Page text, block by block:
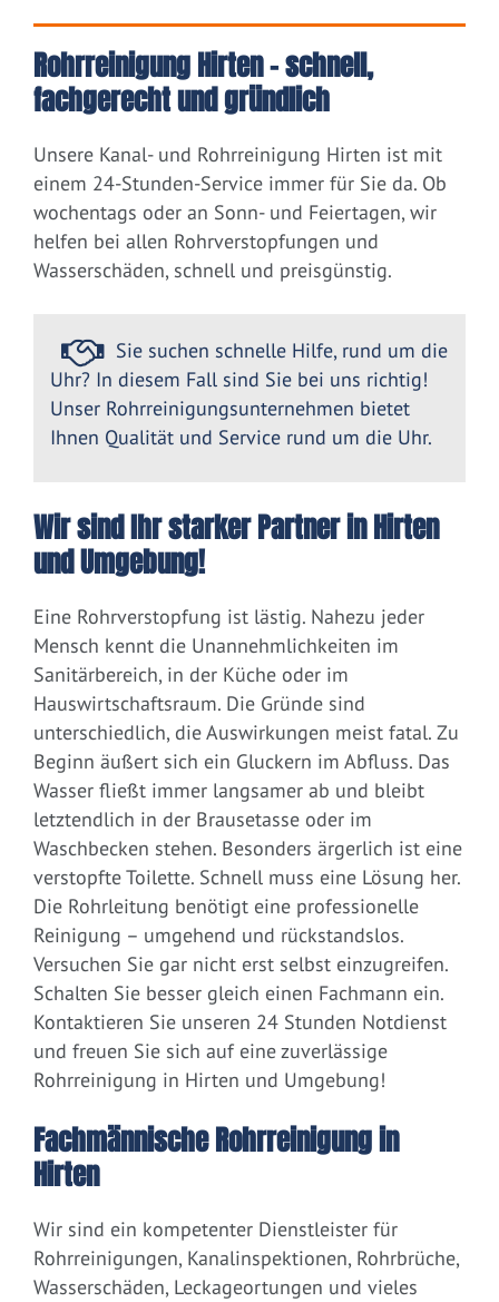
Rohrreinigung Hirten – schnell,
fachgerecht und gründlich
Unsere Kanal- und Rohrreinigung Hirten ist mit
einem 24-Stunden-Service immer für Sie da. Ob
wochentags oder an Sonn- und Feiertagen, wir
helfen bei allen Rohrverstopfungen und
Wasserschäden, schnell und preisgünstig.
Sie suchen schnelle Hilfe, rund um die
Uhr? In diesem Fall sind Sie bei uns richtig!
Unser Rohrreinigungsunternehmen bietet
Ihnen Qualität und Service rund um die Uhr.
Wir sind Ihr starker Partner in Hirten
und Umgebung!
Eine Rohrverstopfung ist lästig. Nahezu jeder
Mensch kennt die Unannehmlichkeiten im
Sanitärbereich, in der Küche oder im
Hauswirtschaftsraum. Die Gründe sind
unterschiedlich, die Auswirkungen meist fatal. Zu
Beginn äußert sich ein Gluckern im Abfluss. Das
Wasser fließt immer langsamer ab und bleibt
letztendlich in der Brausetasse oder im
Waschbecken stehen. Besonders ärgerlich ist eine
verstopfte Toilette. Schnell muss eine Lösung her.
Die Rohrleitung benötigt eine professionelle
Reinigung – umgehend und rückstandslos.
Versuchen Sie gar nicht erst selbst einzugreifen.
Schalten Sie besser gleich einen Fachmann ein.
Kontaktieren Sie unseren 24 Stunden Notdienst
und freuen Sie sich auf eine zuverlässige
Rohrreinigung in Hirten und Umgebung!
Fachmännische Rohrreinigung in
Hirten
Wir sind ein kompetenter Dienstleister für
Rohrreinigungen, Kanalinspektionen, Rohrbrüche,
Wasserschäden, Leckageortungen und vieles